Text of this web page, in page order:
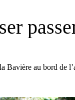
au bord de